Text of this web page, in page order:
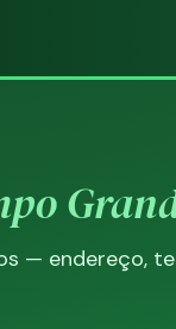
— endereço,